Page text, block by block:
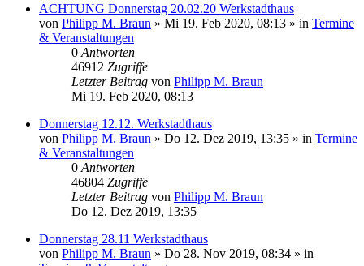
ACHTUNG Donnerstag 20.02.20 Werkstadthaus
von Philipp M. Braun » Mi 19. Feb 2020, 08:13 » in Termine
& Veranstaltungen
0 Antworten
46912 Zugriffe
Letzter Beitrag von Philipp M. Braun
Mi 19. Feb 2020, 08:13
Donnerstag 12.12. Werkstadthaus
von Philipp M. Braun » Do 12. Dez 2019, 13:35 » in Termine
& Veranstaltungen
0 Antworten
46804 Zugriffe
Letzter Beitrag von Philipp M. Braun
Do 12. Dez 2019, 13:35
Donnerstag 28.11 Werkstadthaus
von Philipp M. Braun » Do 28. Nov 2019, 08:34 » in